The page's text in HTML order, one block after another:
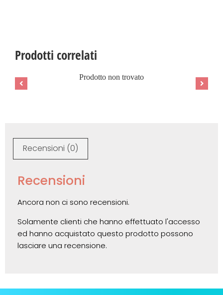
Prodotti correlati
Prodotto non trovato
Recensioni (0)
Recensioni
Ancora non ci sono recensioni.
Solamente clienti che hanno effettuato l'accesso
ed hanno acquistato questo prodotto possono
lasciare una recensione.